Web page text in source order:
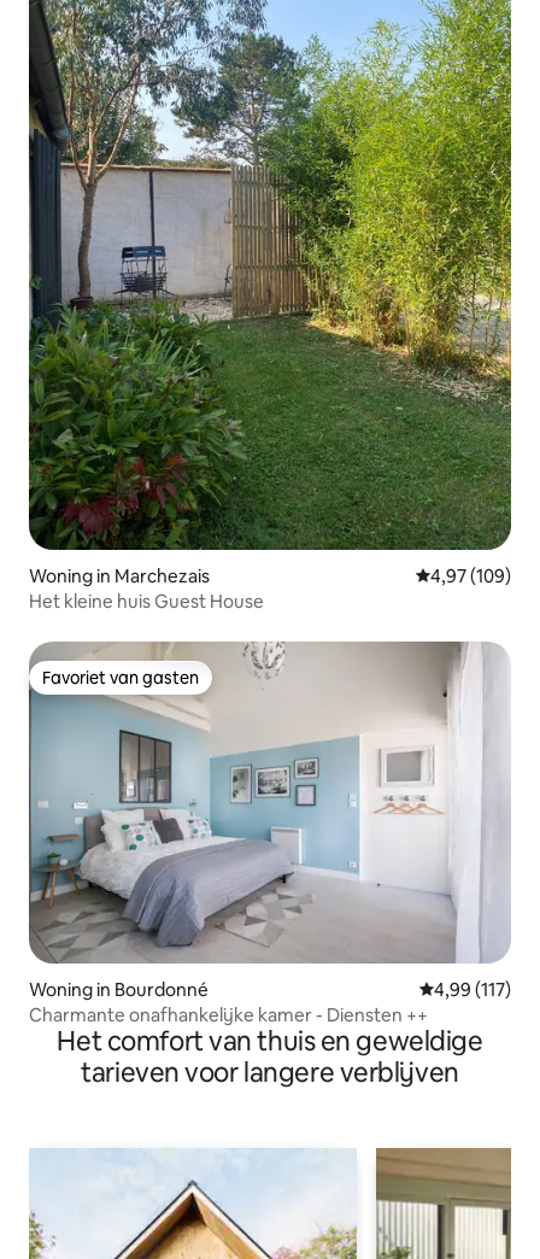
Woning in Marchezais Gemiddelde
4,97 (109)
Het kleine huis Guest House
Favoriet van gasten
Favoriet van gasten
Woning in Bourdonné Gemiddelde
4,99 (117)
Charmante onafhankelijke kamer - Diensten ++
Het comfort van thuis en geweldige
tarieven voor langere verblijven